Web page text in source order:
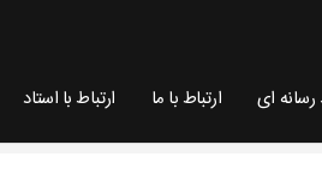
ای ارتباط با ما ارتباط با استاد